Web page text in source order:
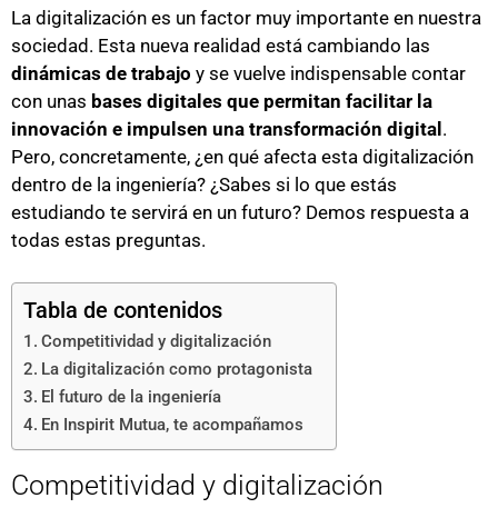
La digitalización es un factor muy importante en nuestra
sociedad. Esta nueva realidad está cambiando las
dinámicas de trabajo y se vuelve indispensable contar
con unas bases digitales que permitan facilitar la
innovación e impulsen una transformación digital.
Pero, concretamente, ¿en qué afecta esta digitalización
dentro de la ingeniería? ¿Sabes si lo que estás
estudiando te servirá en un futuro? Demos respuesta a
todas estas preguntas.
Tabla de contenidos
Competitividad y digitalización
La digitalización como protagonista
El futuro de la ingeniería
En Inspirit Mutua, te acompañamos
Competitividad y digitalización